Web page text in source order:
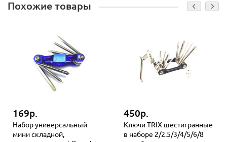
Похожие товары
169р.
Набор универсальный
мини складной,
450р.
Ключи TRIX шестигранные
в наборе 2/2.5/3/4/5/6/8